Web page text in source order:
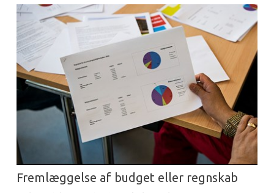
Fremlæggelse af budget eller regnskab